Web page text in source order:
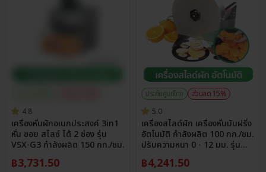
4.8
เครื่องหั่นผักอเนกประสงค์ 3in1
หั่น ซอย สไลซ์ ได้ 2 ช่อง รุ่น
VSX-G3 กำลังผลิต 150 กก./ชม.
฿3,731.50
ประกันศูนย์ไทย
ส่วนลด 15%
5.0
เครื่องสไลด์ผัก เครื่องหั่นมันฝรั่ง
อัตโนมัติ กำลังผลิต 100 กก./ชม.
ปรับความหนา 0 - 12 มม. รุ่น
฿4,241.50